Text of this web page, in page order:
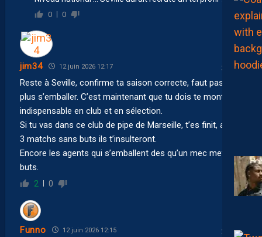
0 0
jim34 12 juin 2026 12:17
Reste à Seville, confirme ta saison correcte, faut pas non
plus s’emballer. C’est maintenant que tu dois te montrer
indispensable en club et en sélection.
Si tu vas dans ce club de pipe de Marseille, t’es finit, après
3 matchs sans buts ils t’insulteront.
Encore les agents qui s’emballent des qu’un mec met 10
buts.
2 0
Funno 12 juin 2026 12:15